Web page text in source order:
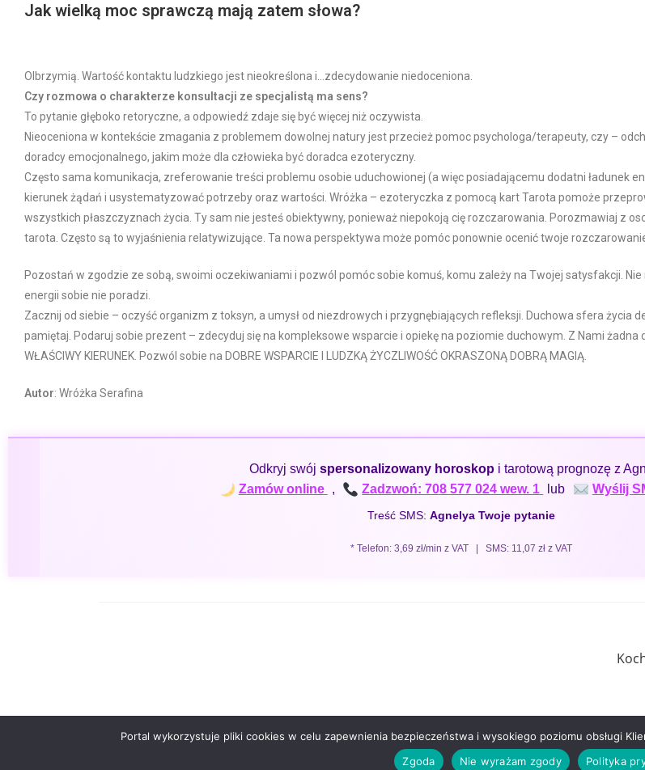
Jak wielką moc sprawczą mają zatem słowa?
Olbrzymią. Wartość kontaktu ludzkiego jest nieokreślona i…zdecydowanie niedoceniona.
Czy rozmowa o charakterze konsultacji ze specjalistą ma sens?
To pytanie głęboko retoryczne, a odpowiedź zdaje się być więcej niż oczywista.
Nieoceniona w kontekście zmagania z problemem dowolnej natury jest przecież pomoc psychologa/terapeuty, czy –
doradcy emocjonalnego, jakim może dla człowieka być doradca ezoteryczny.
Często sama komunikacja, zreferowanie treści problemu osobie uduchowionej (a więc posiadającemu dodatni ładunek
kierunek żądań i usystematyzować potrzeby oraz wartości. Wróżka – ezoteryczka z pomocą kart Tarota pomoże
wszystkich płaszczyznach życia. Ty sam nie jesteś obiektywny, ponieważ niepokoją cię rozczarowania. Porozmawiaj z
tarota. Często są to wyjaśnienia relatywizujące. Ta nowa perspektywa może pomóc ponownie ocenić twoje
Pozostań w zgodzie ze sobą, swoimi oczekiwaniami i pozwól pomóc sobie komuś, komu zależy na Twojej satysfakcji.
energii sobie nie poradzi.
Zacznij od siebie – oczyść organizm z toksyn, a umysł od niezdrowych i przygnębiających refleksji. Duchowa sfera życia
pamiętaj. Podaruj sobie prezent – zdecyduj się na kompleksowe wsparcie i opiekę na poziomie duchowym. Z Nami
WŁAŚCIWY KIERUNEK. Pozwól sobie na DOBRE WSPARCIE I LUDZKĄ ŻYCZLIWOŚĆ OKRASZONĄ DOBRĄ MAGIĄ.
Autor: Wróżka Serafina
Odkryj swój spersonalizowany horoskop i tarotową prognozę z
Zamów online , Zadzwoń: 708 577 024 wew. 1 lub Wyślij
Treść SMS: Agnelya Twoje pytanie
* Telefon: 3,69 zł/min z VAT | SMS: 11,07 zł z VAT
Portal wykorzystuje pliki cookies w celu zapewnienia bezpieczeństwa i wysokiego poziomu obsługi
Zgoda
Nie wyrażam zgody Polityka